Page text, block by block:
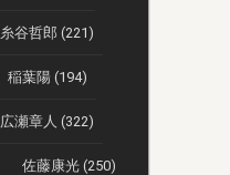
糸谷哲郎 (221)
稲葉陽 (194)
広瀬章人 (322)
佐藤康光 (250)